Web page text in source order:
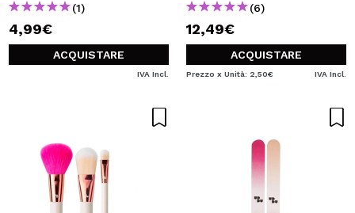
(1)
4,99€
ACQUISTARE
IVA Incl.
(6)
12,49€
ACQUISTARE
Prezzo x Unità: 2,50€ IVA Incl.